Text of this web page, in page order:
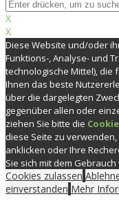
X
X
Diese Website und/oder
Funktions-, Analyse- und
technologische Mittel), die
Ihnen das beste
über die dargelegten
gegenüber allen oder
ziehen Sie bitte die
diese Seite zu
anklicken oder Ihre
Sie sich mit dem
Cookies zulassen
einverstanden Mehr